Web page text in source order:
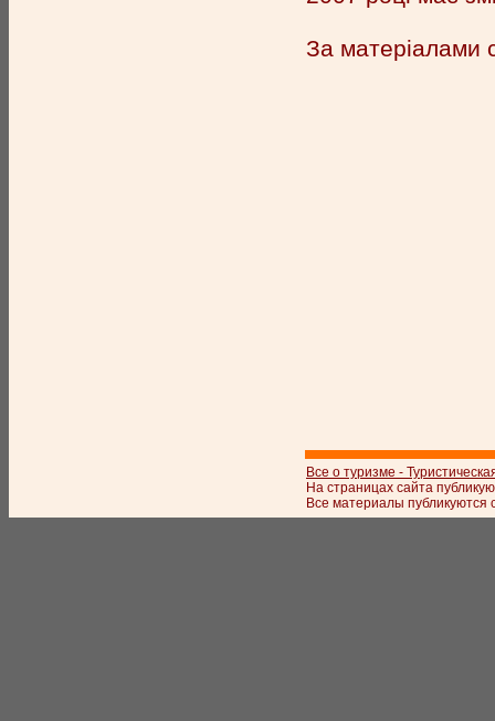
За матеріалами
Все о туризме -
На страницах сайта
Все материалы публикуются